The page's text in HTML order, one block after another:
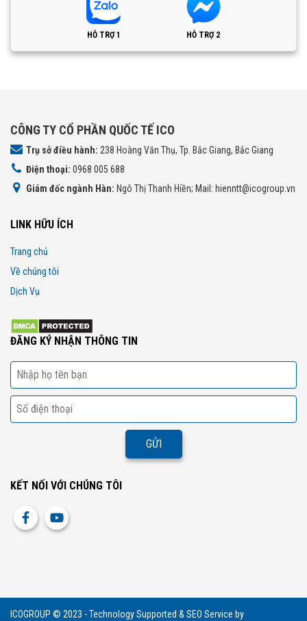
HỖ TRỢ 1 HỖ TRỢ 2
CÔNG TY CỔ PHẦN QUỐC TẾ ICO
Trụ sở điều hành: 238 Hoàng Văn Thụ, Tp. Bắc Giang, Bắc Giang
Điện thoại: 0968 005 688
Giám đốc ngành Hàn: Ngô Thị Thanh Hiền; Mail: hienntt@icogroup.vn
LINK HỮU ÍCH
Trang chủ
Về chúng tôi
Dịch Vụ
ĐĂNG KÝ NHẬN THÔNG TIN
KẾT NỐI VỚI CHÚNG TÔI
ICOGROUP © 2023 - Technology Supported & SEO Service by